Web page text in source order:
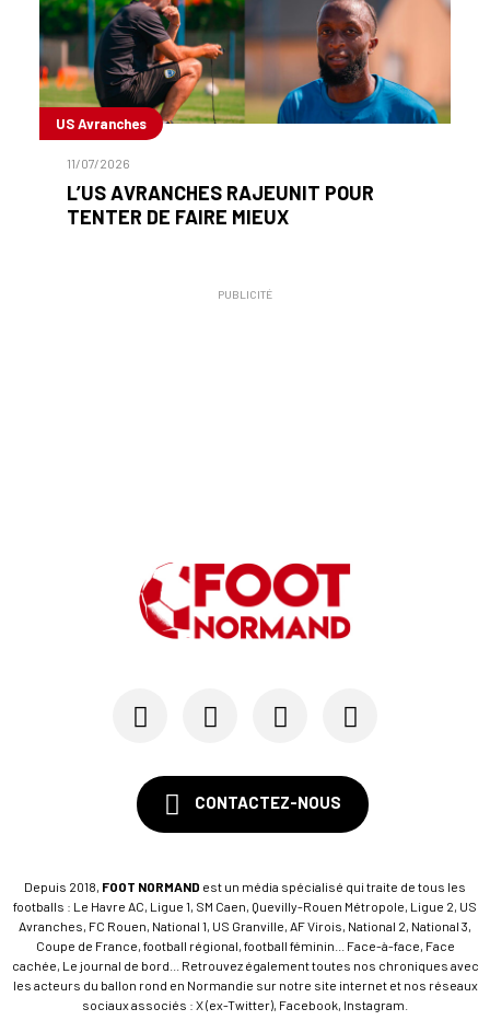
US Avranches
11/07/2026
L’US AVRANCHES RAJEUNIT POUR
TENTER DE FAIRE MIEUX
PUBLICITÉ
CONTACTEZ-NOUS
Depuis 2018, FOOT NORMAND est un média spécialisé qui traite de tous les
footballs : Le Havre AC, Ligue 1, SM Caen, Quevilly-Rouen Métropole, Ligue 2, US
Avranches, FC Rouen, National 1, US Granville, AF Virois, National 2, National 3,
Coupe de France, football régional, football féminin... Face-à-face, Face
cachée, Le journal de bord... Retrouvez également toutes nos chroniques avec
les acteurs du ballon rond en Normandie sur notre site internet et nos réseaux
sociaux associés : X (ex-Twitter), Facebook, Instagram.